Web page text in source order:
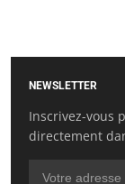
NEWSLETTER
Inscrivez-vous
directement